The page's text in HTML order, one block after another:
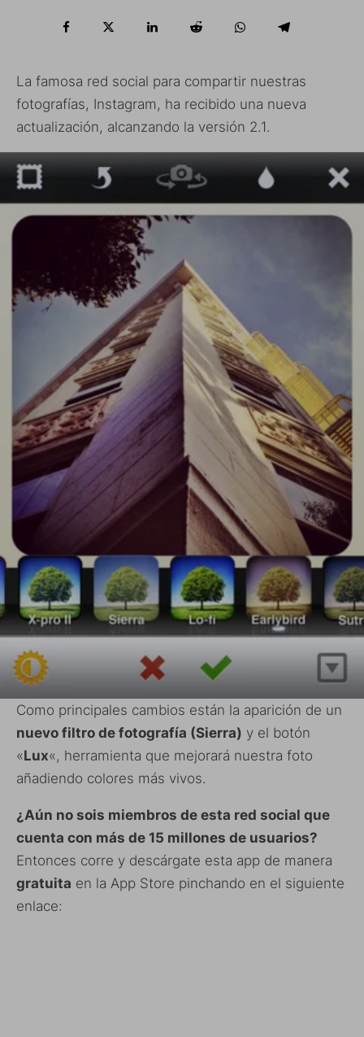
La famosa red social para compartir nuestras
fotografías, Instagram, ha recibido una nueva
actualización, alcanzando la versión 2.1.
Como principales cambios están la aparición de un
nuevo filtro de fotografía (Sierra) y el botón
«Lux«, herramienta que mejorará nuestra foto
añadiendo colores más vivos.
¿Aún no sois miembros de esta red social que
cuenta con más de 15 millones de usuarios?
Entonces corre y descárgate esta app de manera
gratuita en la App Store pinchando en el siguiente
enlace: